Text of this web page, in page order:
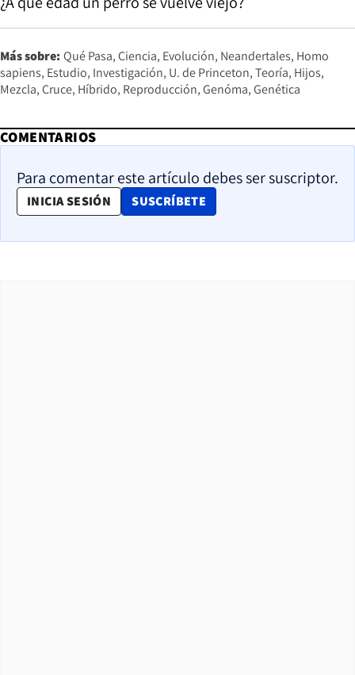
Más sobre: Qué Pasa Ciencia Evolución Neandertales Homo
sapiens Estudio Investigación U. de Princeton Teoría Hijos
Mezcla Cruce Híbrido Reproducción Genóma Genética
COMENTARIOS
Para comentar este artículo debes ser suscriptor.
INICIA SESIÓN SUSCRÍBETE
OPENS IN NEW WINDOW